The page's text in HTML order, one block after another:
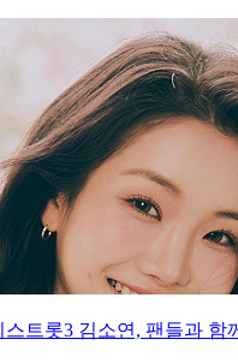
스트롯3 김소연, 팬들과 함